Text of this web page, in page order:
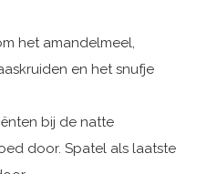
het amandelmeel,
en het snufje
bij de natte
door. Spatel als laatste